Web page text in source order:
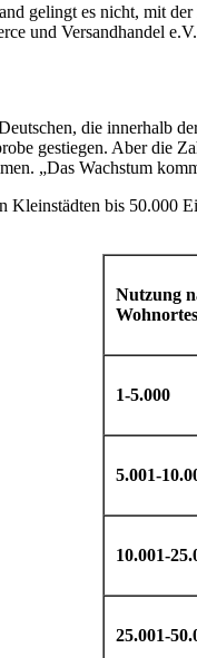
gelingt es nicht, mit
und Versandhandel
die innerhalb
gestiegen. Aber die
„Das Wachstum
Kleinstädten bis 50.000
Nutzung
Wohnortes
1-5.000
5.001-
10.001-
25.001-